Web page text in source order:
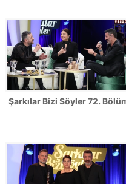
Şarkılar Bizi Söyler 72.